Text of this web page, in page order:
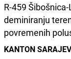
R-459
deminiranju
povremenih
KANTON